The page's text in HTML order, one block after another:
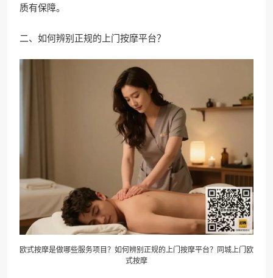
质有保障。
二、如何辨别正规的上门按摩平台？
欧式按摩是做哪些服务项目？如何辨别正规的上门按摩平台？同城上门欧
式按摩